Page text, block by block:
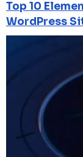
Top 10
WordPress